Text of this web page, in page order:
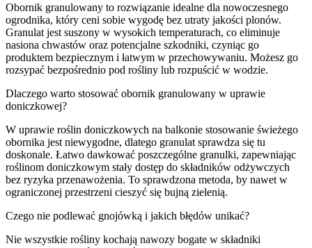
Obornik granulowany to rozwiązanie idealne dla nowoczesnego
ogrodnika, który ceni sobie wygodę bez utraty jakości plonów.
Granulat jest suszony w wysokich temperaturach, co eliminuje
nasiona chwastów oraz potencjalne szkodniki, czyniąc go
produktem bezpiecznym i łatwym w przechowywaniu. Możesz go
rozsypać bezpośrednio pod rośliny lub rozpuścić w wodzie.
Dlaczego warto stosować obornik granulowany w uprawie
doniczkowej?
W uprawie roślin doniczkowych na balkonie stosowanie świeżego
obornika jest niewygodne, dlatego granulat sprawdza się tu
doskonale. Łatwo dawkować poszczególne granulki, zapewniając
roślinom doniczkowym stały dostęp do składników odżywczych
bez ryzyka przenawożenia. To sprawdzona metoda, by nawet w
ograniczonej przestrzeni cieszyć się bujną zielenią.
Czego nie podlewać gnojówką i jakich błędów unikać?
Nie wszystkie rośliny kochają nawozy bogate w składniki